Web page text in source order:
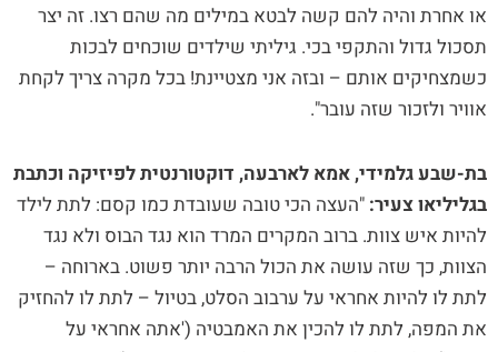
או אחרת והיה להם קשה לבטא במילים מה שהם רצו. זה יצר
תסכול גדול והתקפי בכי. גיליתי שילדים שוכחים לבכות
כשמצחיקים אותם – ובזה אני מצטיינת! בכל מקרה צריך לקחת
אוויר ולזכור שזה עובר".
בת-שבע גלמידי, אמא לארבעה, דוקטורנטית לפיזיקה וכתבת
בגליליאו צעיר: "העצה הכי טובה שעובדת כמו קסם: לתת לילד
להיות איש צוות. ברוב המקרים המרד הוא נגד הבוס ולא נגד
הצוות, כך שזה עושה את הכול הרבה יותר פשוט. בארוחה –
לתת לו להיות אחראי על ערבוב הסלט, בטיול – לתת לו להחזיק
את המפה, לתת לו להכין את האמבטיה ('אתה אחראי על